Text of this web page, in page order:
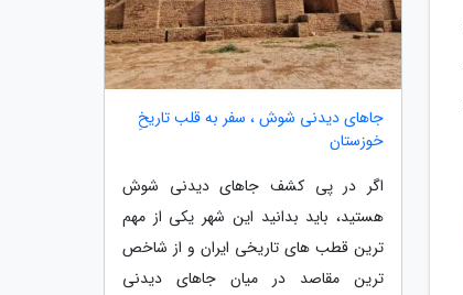
جاهای دیدنی شوش ، سفر به قلب تاریخِ
خوزستان
اگر در پی کشف جاهای دیدنی شوش
هستید، باید بدانید این شهر یکی از مهم
ترین قطب های تاریخی ایران و از شاخص
ترین مقاصد در میان جاهای دیدنی